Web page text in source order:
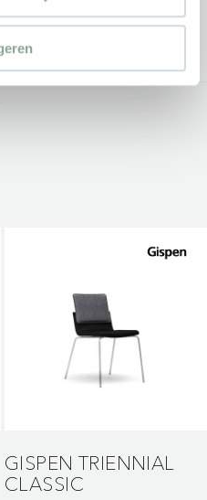
GISPEN JUNA
Zitmeubilair
GISPEN TRIENNIAL
CLASSIC